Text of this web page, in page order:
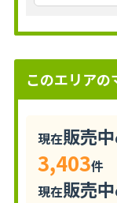
このエリア
現在販売中
3,403件
現在販売中